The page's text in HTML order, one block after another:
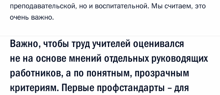
преподавательской, но и воспитательной. Мы считаем, это
очень важно.
Важно, чтобы труд учителей оценивался
не на основе мнений отдельных руководящих
работников, а по понятным, прозрачным
критериям. Первые профстандарты – для